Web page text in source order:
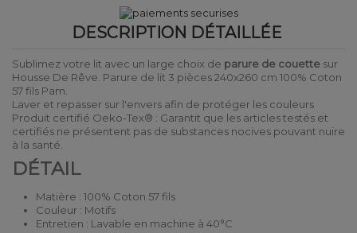
DESCRIPTION DÉTAILLÉE
Sublimez votre lit avec un large choix de parure de couette sur
Housse De Rêve. Parure de lit 3 pièces 240x260 cm 100% Coton
57 fils Pam.
Laver et repasser sur l'envers afin de protéger les couleurs
Produit certifié Oeko-Tex® : Garantit que les articles testés et
certifiés ne présentent pas de substances nocives pouvant nuire
à la santé.
DÉTAIL
Matière : 100% Coton 57 fils
Couleur : Motifs
Entretien : Lavable en machine à 40°C